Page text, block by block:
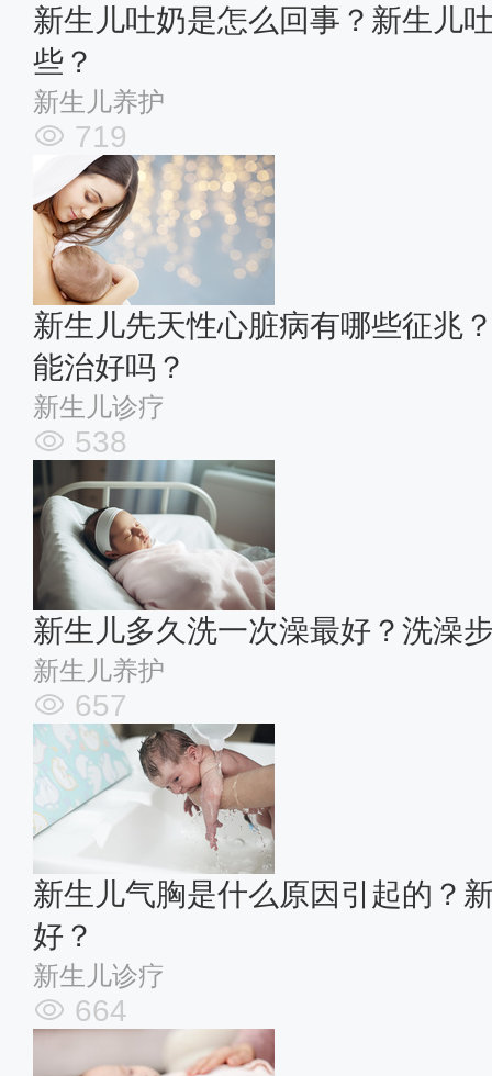
新生儿吐奶是怎么回事？新生儿
些？
新生儿养护
719
新生儿先天性心脏病有哪些征兆
能治好吗？
新生儿诊疗
538
新生儿多久洗一次澡最好？洗澡
新生儿养护
657
新生儿气胸是什么原因引起的？
好？
新生儿诊疗
664